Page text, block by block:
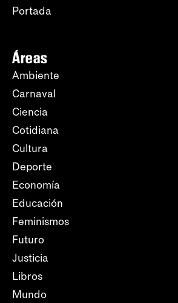
Portada
Áreas
Ambiente
Carnaval
Ciencia
Cotidiana
Cultura
Deporte
Economía
Educación
Feminismos
Futuro
Justicia
Libros
Mundo